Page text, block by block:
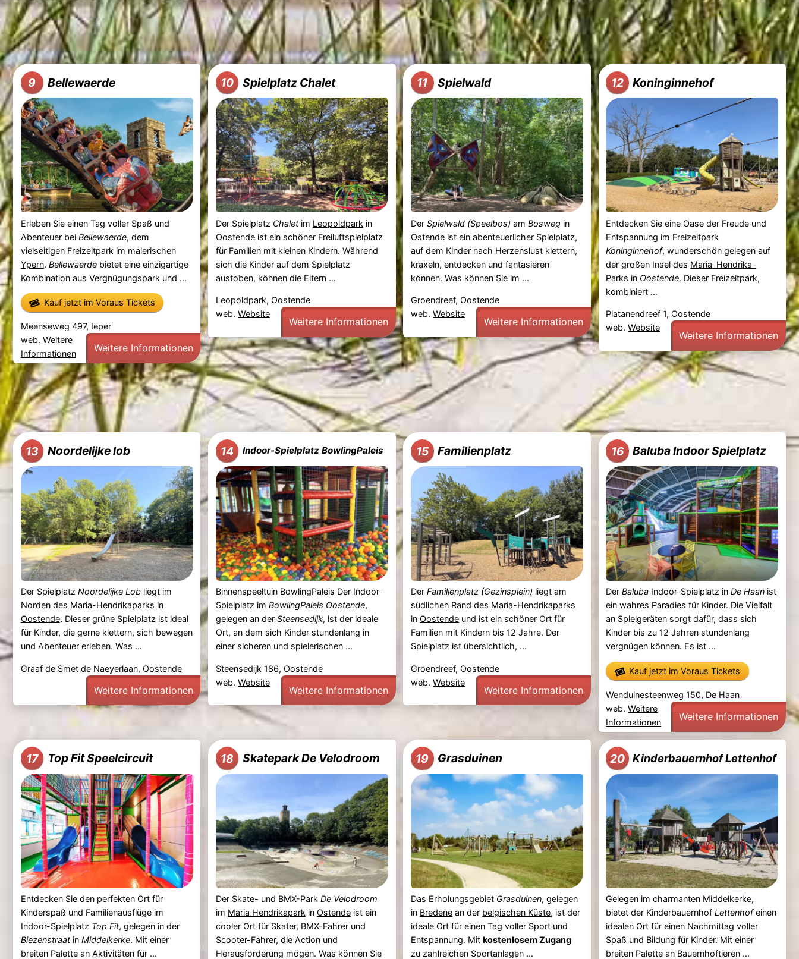
9 Bellewaerde
Erleben Sie einen Tag voller Spaß und
Abenteuer bei Bellewaerde, dem
vielseitigen Freizeitpark im malerischen
Ypern. Bellewaerdebietet eine einzigartige
Kombination aus Vergnügungspark und ...
Kauf jetzt im Voraus Tickets
Meenseweg 497, Ieper
web. Weitere
Informationen
Weitere Informationen
10 Spielplatz Chalet
Der Spielplatz Chaletim Leopoldpark in
Oostendeist ein schöner Freiluftspielplatz
für Familien mit kleinen Kindern. Während
sich die Kinder auf dem Spielplatz
austoben, können die Eltern ...
Leopoldpark, Oostende
web. Website
Weitere Informationen
11 Spielwald
DerSpielwald (Speelbos) amBosweg in
Ostende ist ein abenteuerlicher Spielplatz,
auf dem Kinder nach Herzenslust klettern,
kraxeln, entdecken und fantasieren
können. Was können Sie im ...
Groendreef, Oostende
web.Website
Weitere Informationen
12 Koninginnehof
Entdecken Sie eine Oase der Freude und
Entspannung im Freizeitpark
Koninginnehof, wunderschön gelegen auf
der großen Insel des Maria-Hendrika-
Parks in Oostende. Dieser Freizeitpark,
kombiniert ...
Platanendreef 1, Oostende
web.Website
Weitere Informationen
13 Noordelijke lob
Der Spielplatz Noordelijke Lobliegt im
Norden des Maria-Hendrikaparks in
Oostende. Dieser grüne Spielplatz ist ideal
für Kinder, die gerne klettern, sich bewegen
und Abenteuer erleben. Was ...
Graaf de Smet de Naeyerlaan, Oostende
Weitere Informationen
14 Indoor-Spielplatz BowlingPaleis
Binnenspeeltuin BowlingPaleis Der Indoor-
Spielplatz im BowlingPaleis Oostende,
gelegen an der Steensedijk, ist der ideale
Ort, an dem sich Kinder stundenlang in
einer sicheren und spielerischen ...
Steensedijk 186, Oostende
web. Website
Weitere Informationen
15 Familienplatz
DerFamilienplatz (Gezinsplein) liegt am
südlichen Rand des Maria-Hendrikaparks
inOostende und ist ein schöner Ort für
Familien mit Kindern bis 12 Jahre. Der
Spielplatz ist übersichtlich, ...
Groendreef, Oostende
web.Website
Weitere Informationen
16 Baluba Indoor Spielplatz
DerBaluba Indoor-Spielplatz inDe Haan ist
ein wahres Paradies für Kinder. Die Vielfalt
an Spielgeräten sorgt dafür, dass sich
Kinder bis zu 12 Jahren stundenlang
vergnügen können. Es ist ...
Kauf jetzt im Voraus Tickets
Wenduinesteenweg 150, De Haan
web.Weitere
Informationen
Weitere Informationen
17 Top Fit Speelcircuit
Entdecken Sie den perfekten Ort für
Kinderspaß und Familienausflüge im
Indoor-Spielplatz Top Fit, gelegen in der
Biezenstraatin Middelkerke. Mit einer
breiten Palette an Aktivitäten für ...
18 Skatepark De Velodroom
Der Skate- und BMX-Park De Velodroom
im Maria Hendrikaparkin Ostendeist ein
cooler Ort für Skater, BMX-Fahrer und
Scooter-Fahrer, die Action und
Herausforderung mögen. Was können Sie
19 Grasduinen
Das Erholungsgebiet Grasduinen, gelegen
in Bredene an der belgischen Küste, ist der
ideale Ort für einen Tag voller Sport und
Entspannung. Mitkostenlosem Zugang
zu zahlreichen Sportanlagen ...
20 Kinderbauernhof Lettenhof
Gelegen im charmanten Middelkerke,
bietet der KinderbauernhofLettenhofeinen
idealen Ort für einen Nachmittag voller
Spaß und Bildung für Kinder. Mit einer
breiten Palette an Bauernhoftieren ...